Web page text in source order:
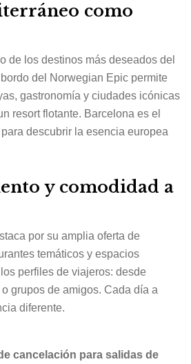
como
de los destinos más deseados del
del Norwegian Epic permite
gastronomía y ciudades icónicas
resort flotante. Barcelona es el
descubrir la esencia europea
y comodidad a
por su amplia oferta de
temáticos y espacios
perfiles de viajeros: desde
grupos de amigos. Cada día a
diferente.
cancelación para salidas de